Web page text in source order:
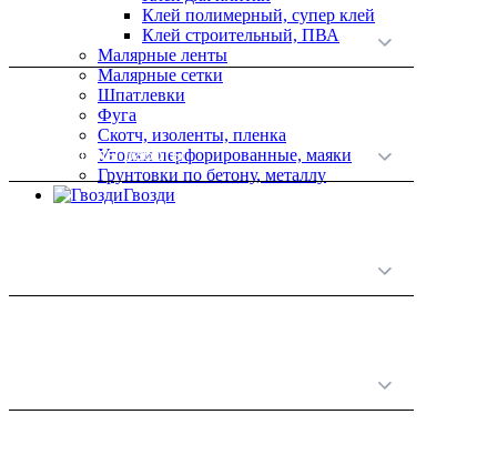
Клей полимерный, супер клей
Клей строительный, ПВА
Малярные ленты
Малярные сетки
Шпатлевки
Фуга
Скотч, изоленты, пленка
Уголки перфорированные, маяки
Грунтовки по бетону, металлу
Гвозди
Принципы работы